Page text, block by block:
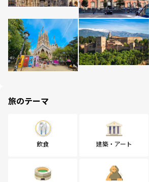
旅のテーマ
飲食 建築・アート